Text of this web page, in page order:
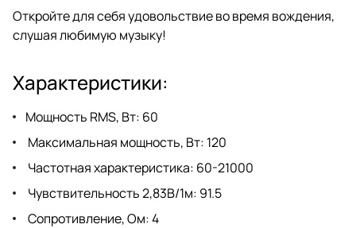
Откройте для себя удовольствие во время вождения,
слушая любимую музыку!
Характеристики:
Мощность RMS, Вт: 60
Максимальная мощность, Вт: 120
Частотная характеристика: 60-21000
Чувствительность 2,83В/1м: 91.5
Сопротивление, Ом: 4